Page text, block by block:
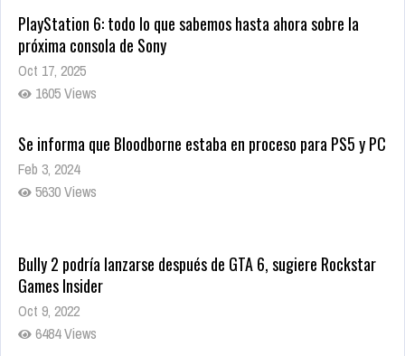
PlayStation 6: todo lo que sabemos hasta ahora sobre la
próxima consola de Sony
Oct 17, 2025
1605 Views
Se informa que Bloodborne estaba en proceso para PS5 y PC
Feb 3, 2024
5630 Views
Bully 2 podría lanzarse después de GTA 6, sugiere Rockstar
Games Insider
Oct 9, 2022
6484 Views